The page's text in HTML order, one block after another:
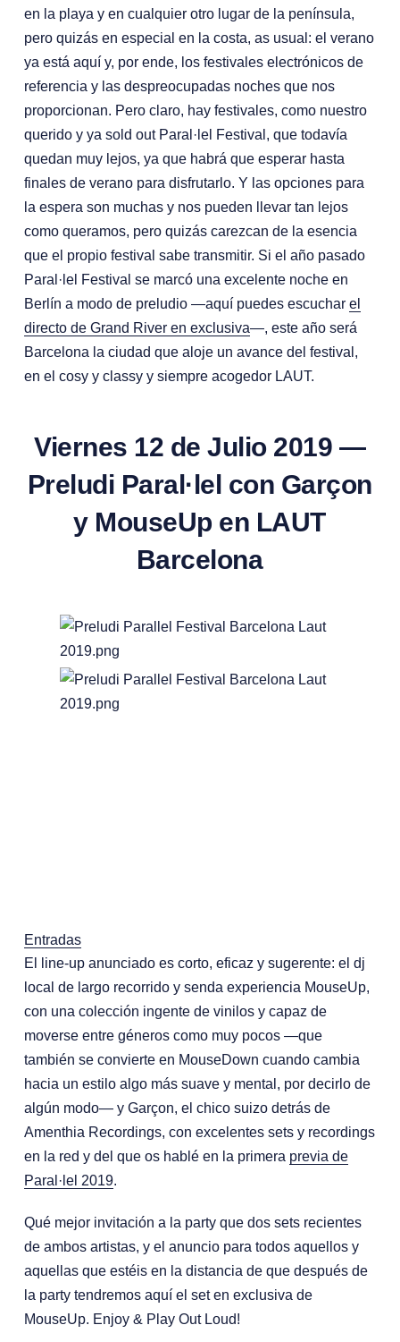
en la playa y en cualquier otro lugar de la península,
pero quizás en especial en la costa, as usual: el verano
ya está aquí y, por ende, los festivales electrónicos de
referencia y las despreocupadas noches que nos
proporcionan. Pero claro, hay festivales, como nuestro
querido y ya sold out Paral·lel Festival, que todavía
quedan muy lejos, ya que habrá que esperar hasta
finales de verano para disfrutarlo. Y las opciones para
la espera son muchas y nos pueden llevar tan lejos
como queramos, pero quizás carezcan de la esencia
que el propio festival sabe transmitir. Si el año pasado
Paral·lel Festival se marcó una excelente noche en
Berlín a modo de preludio —aquí puedes escuchar el
directo de Grand River en exclusiva—, este año será
Barcelona la ciudad que aloje un avance del festival,
en el cosy y classy y siempre acogedor LAUT.
Viernes 12 de Julio 2019 —
Preludi Paral·lel con Garçon
y MouseUp en LAUT
Barcelona
Entradas
El line-up anunciado es corto, eficaz y sugerente: el dj
local de largo recorrido y senda experiencia MouseUp,
con una colección ingente de vinilos y capaz de
moverse entre géneros como muy pocos —que
también se convierte en MouseDown cuando cambia
hacia un estilo algo más suave y mental, por decirlo de
algún modo— y Garçon, el chico suizo detrás de
Amenthia Recordings, con excelentes sets y recordings
en la red y del que os hablé en la primera previa de
Paral·lel 2019.
Qué mejor invitación a la party que dos sets recientes
de ambos artistas, y el anuncio para todos aquellos y
aquellas que estéis en la distancia de que después de
la party tendremos aquí el set en exclusiva de
MouseUp. Enjoy & Play Out Loud!